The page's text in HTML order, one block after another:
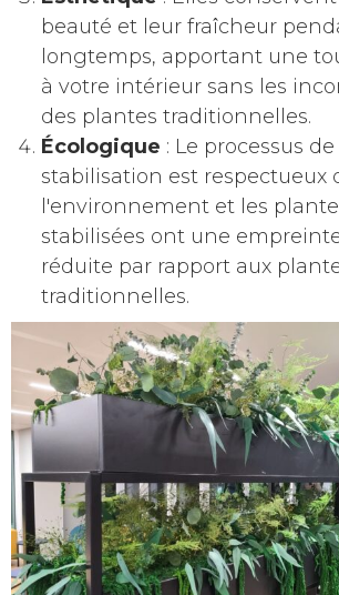
beauté et leur fraîcheur
longtemps, apportant une
à votre intérieur sans les
des plantes traditionnelles.
Écologique : Le processus de
stabilisation est respectueux
l'environnement et les
stabilisées ont une
réduite par rapport aux
traditionnelles.